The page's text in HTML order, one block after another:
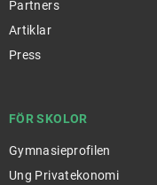
Partners
Artiklar
Press
FÖR SKOLOR
Gymnasieprofilen
Ung Privatekonomi